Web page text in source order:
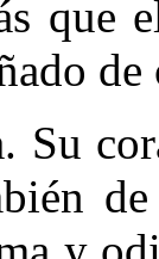
que
de
Su